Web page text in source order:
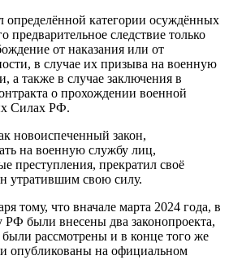
определённой категории осуждённых
предварительное следствие только
от наказания или от
в случае их призыва на военную
а также в случае заключения в
о прохождении военной
Силах РФ.
новоиспеченный закон,
на военную службу лиц,
преступления, прекратил своё
утратившим свою силу.
тому, что вначале марта 2024 года, в
были внесены два законопроекта,
рассмотрены и в конце того же
опубликованы на официальном